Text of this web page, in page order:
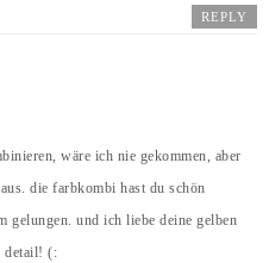
REPLY
wäre ich nie gekommen, aber
die farbkombi hast du schön
gelungen. und ich liebe deine gelben
detail! (: